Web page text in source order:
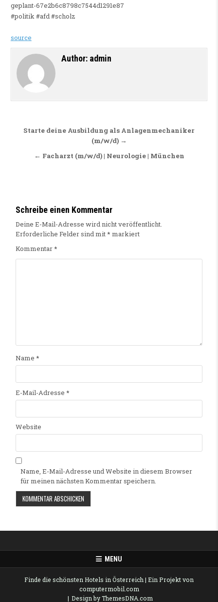
geplant-67e2b6c8798c7544d1291e87
#politik #afd #scholz
source
Author: admin
Beitragsnavigation
Starte deine Ausbildung als Anlagenmechaniker
(m/w/d) →
← Facharzt (m/w/d) | Neurologie | München
Schreibe einen Kommentar
Deine E-Mail-Adresse wird nicht veröffentlicht.
Erforderliche Felder sind mit* markiert
Kommentar*
Name *
E-Mail-Adresse *
Website
Name, E-Mail-Adresse und Website in diesem Browser
für meinen nächsten Kommentar speichern.
MENU
Finde die schönsten Hotels in Österreich | Ein Projekt von
computermobil.com
Design by ThemesDNA.com